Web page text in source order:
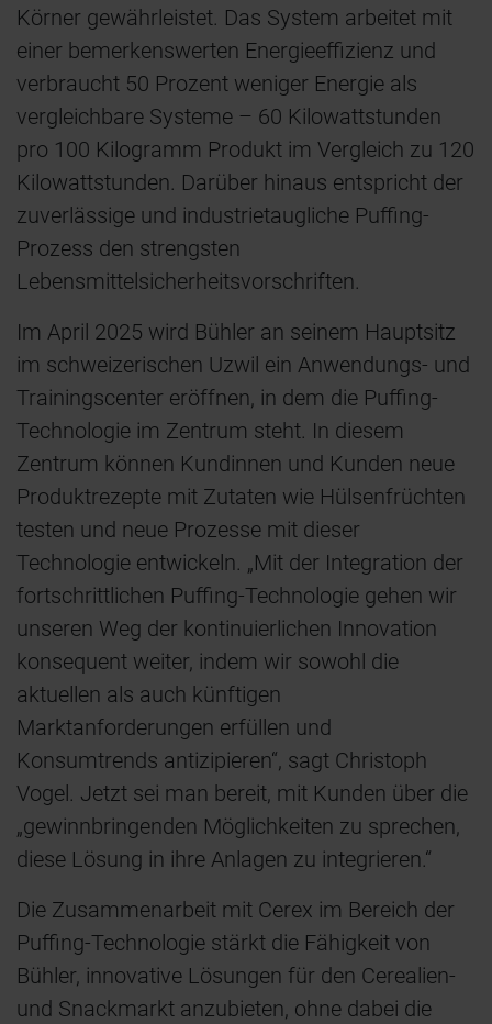
Körner gewährleistet. Das System arbeitet mit
einer bemerkenswerten Energieeffizienz und
verbraucht 50 Prozent weniger Energie als
vergleichbare Systeme – 60 Kilowattstunden
pro 100 Kilogramm Produkt im Vergleich zu 120
Kilowattstunden. Darüber hinaus entspricht der
zuverlässige und industrietaugliche Puffing-
Prozess den strengsten
Lebensmittelsicherheitsvorschriften.
Im April 2025 wird Bühler an seinem Hauptsitz
im schweizerischen Uzwil ein Anwendungs- und
Trainingscenter eröffnen, in dem die Puffing-
Technologie im Zentrum steht. In diesem
Zentrum können Kundinnen und Kunden neue
Produktrezepte mit Zutaten wie Hülsenfrüchten
testen und neue Prozesse mit dieser
Technologie entwickeln. „Mit der Integration der
fortschrittlichen Puffing-Technologie gehen wir
unseren Weg der kontinuierlichen Innovation
konsequent weiter, indem wir sowohl die
aktuellen als auch künftigen
Marktanforderungen erfüllen und
Konsumtrends antizipieren“, sagt Christoph
Vogel. Jetzt sei man bereit, mit Kunden über die
„gewinnbringenden Möglichkeiten zu sprechen,
diese Lösung in ihre Anlagen zu integrieren.“
Die Zusammenarbeit mit Cerex im Bereich der
Puffing-Technologie stärkt die Fähigkeit von
Bühler, innovative Lösungen für den Cerealien-
und Snackmarkt anzubieten, ohne dabei die